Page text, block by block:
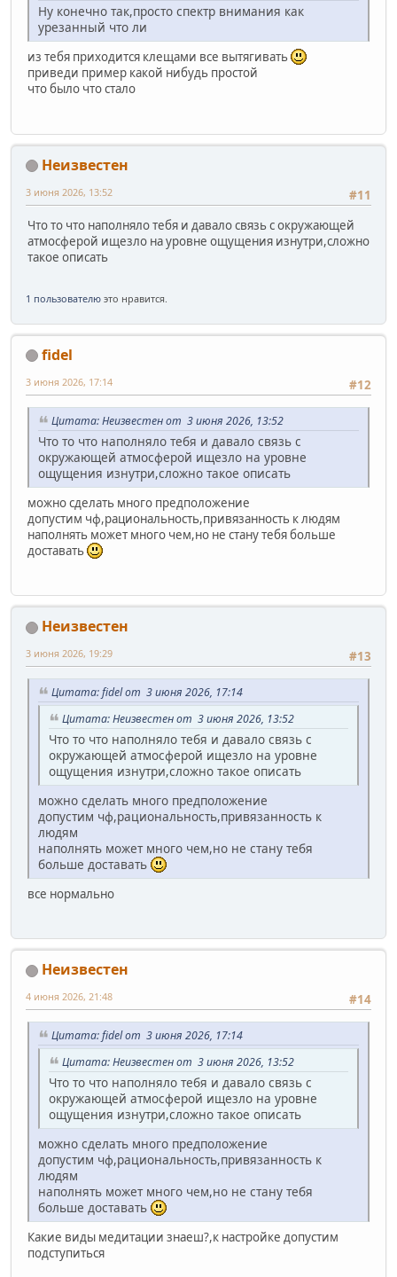
Ну конечно так,просто спектр внимания как
урезанный что ли
из тебя приходится клещами все вытягивать
приведи пример какой нибудь простой
что было что стало
Неизвестен
#11
3 июня 2026, 13:52
Что то что наполняло тебя и давало связь с окружающей
атмосферой ищезло на уровне ощущения изнутри,сложно
такое описать
1 пользователю это нравится.
fidel
#12
3 июня 2026, 17:14
Цитата: Неизвестен от 3 июня 2026, 13:52
Что то что наполняло тебя и давало связь с
окружающей атмосферой ищезло на уровне
ощущения изнутри,сложно такое описать
можно сделать много предположение
допустим чф,рациональность,привязанность к людям
наполнять может много чем,но не стану тебя больше
доставать
Неизвестен
#13
3 июня 2026, 19:29
Цитата: fidel от 3 июня 2026, 17:14
Цитата: Неизвестен от 3 июня 2026, 13:52
Что то что наполняло тебя и давало связь с
окружающей атмосферой ищезло на уровне
ощущения изнутри,сложно такое описать
можно сделать много предположение
допустим чф,рациональность,привязанность к
людям
наполнять может много чем,но не стану тебя
больше доставать
все нормально
Неизвестен
#14
4 июня 2026, 21:48
Цитата: fidel от 3 июня 2026, 17:14
Цитата: Неизвестен от 3 июня 2026, 13:52
Что то что наполняло тебя и давало связь с
окружающей атмосферой ищезло на уровне
ощущения изнутри,сложно такое описать
можно сделать много предположение
допустим чф,рациональность,привязанность к
людям
наполнять может много чем,но не стану тебя
больше доставать
Какие виды медитации знаеш?,к настройке допустим
подступиться